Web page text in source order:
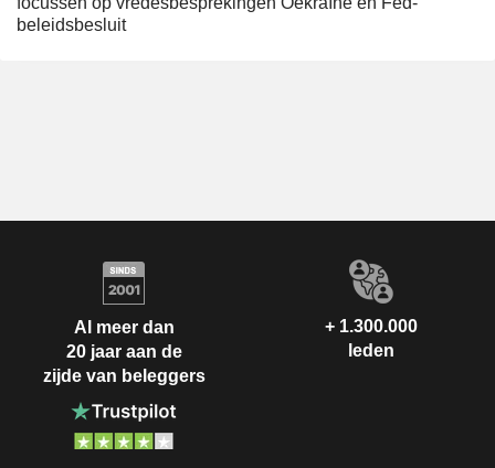
beleidsbesluit
Al meer dan
20 jaar aan de
zijde van beleggers
+ 1.300.000
leden